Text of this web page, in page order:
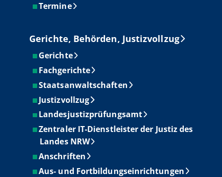
Termine
Gerichte, Behörden, Justizvollzug
Gerichte
Fachgerichte
Staatsanwaltschaften
Justizvollzug
Landesjustizprüfungsamt
Zentraler IT-Dienstleister der Justiz des
Landes NRW
Anschriften
Aus- und Fortbildungseinrichtungen